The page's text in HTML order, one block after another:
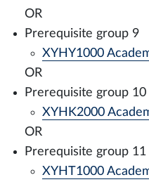
OR
Prerequisite group 9
XYHY1000
OR
Prerequisite group 10
XYHK2000
OR
Prerequisite group 11
XYHT1000